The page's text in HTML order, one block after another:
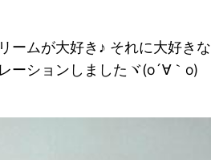
ームが大好き♪ それに大好きな
ーションしましたヾ(o´∀｀o)